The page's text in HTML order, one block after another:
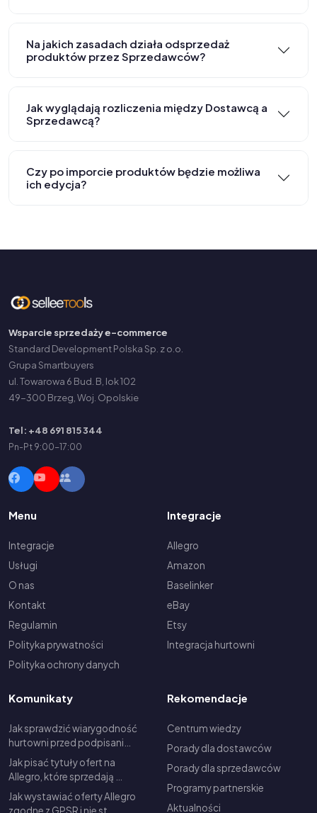
Na jakich zasadach działa odsprzedaż
produktów przez Sprzedawców?
Jak wyglądają rozliczenia między Dostawcą a
Sprzedawcą?
Czy po imporcie produktów będzie możliwa
ich edycja?
Wsparcie sprzedaży e-commerce
Standard Development Polska Sp. z o.o.
Grupa Smartbuyers
ul. Towarowa 6 Bud. B, lok 102
49-300 Brzeg, Woj. Opolskie
Tel: +48 691 815 344
Pn-Pt 9:00-17:00
Menu
Integracje
Usługi
O nas
Kontakt
Regulamin
Polityka prywatności
Polityka ochrony danych
Integracje
Allegro
Amazon
Baselinker
eBay
Etsy
Integracja hurtowni
Komunikaty
Jak sprawdzić wiarygodność
hurtowni przed podpisani…
Jak pisać tytuły ofert na
Allegro, które sprzedają …
Jak wystawiać oferty Allegro
zgodne z GPSR i nie st…
Rekomendacje
Centrum wiedzy
Porady dla dostawców
Porady dla sprzedawców
Programy partnerskie
Aktualności